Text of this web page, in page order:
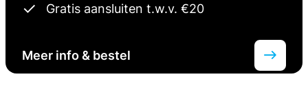
Gratis aansluiten t.w.v. €20
Meer info & bestel